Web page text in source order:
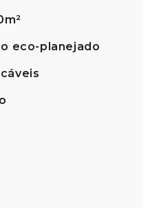
eco-planejado